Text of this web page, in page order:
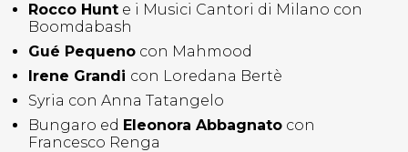
Rocco Hunt e i Musici Cantori di Milano con
Boomdabash
Gué Pequeno con Mahmood
Irene Grandi con Loredana Bertè
Syria con Anna Tatangelo
Bungaro ed Eleonora Abbagnato con
Francesco Renga